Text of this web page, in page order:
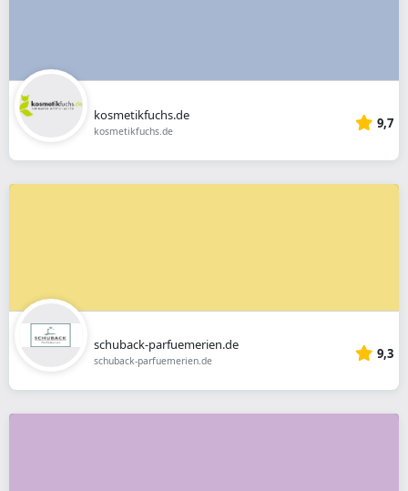
kosmetikfuchs.de
kosmetikfuchs.de 9,7
schuback-parfuemerien.de
schuback-parfuemerien.de 9,3